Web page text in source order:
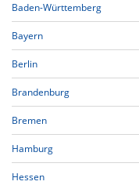
Baden-Württemberg
Bayern
Berlin
Brandenburg
Bremen
Hamburg
Hessen